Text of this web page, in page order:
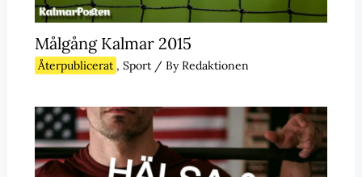
Målgång Kalmar 2015
Återpublicerat , Sport/ ByRedaktionen